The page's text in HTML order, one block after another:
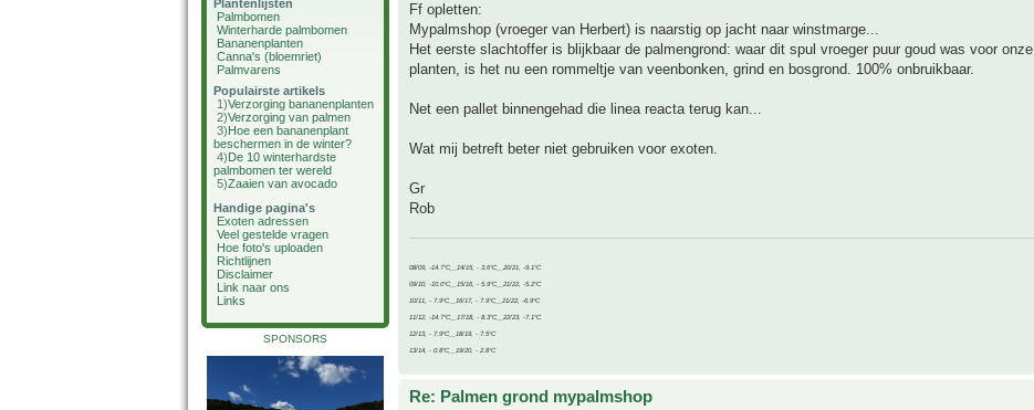
Plantenlijsten
Palmbomen
Winterharde palmbomen
Bananenplanten
Canna's (bloemriet)
Palmvarens
Populairste artikels
1)Verzorging bananenplanten
2)Verzorging van palmen
3)Hoe een bananenplant
beschermen in de winter?
4)De 10 winterhardste
palmbomen ter wereld
5)Zaaien van avocado
Handige pagina's
Exoten adressen
Veel gestelde vragen
Hoe foto's uploaden
Richtlijnen
Disclaimer
Link naar ons
Links
SPONSORS
Ff opletten:
Mypalmshop (vroeger van Herbert) is naarstig op jacht naar winstmarge...
Het eerste slachtoffer is blijkbaar de palmengrond: waar dit spul vroeger puur goud was voor onze
planten, is het nu een rommeltje van veenbonken, grind en bosgrond. 100% onbruikbaar.
Net een pallet binnengehad die linea reacta terug kan...
Wat mij betreft beter niet gebruiken voor exoten.
Gr
Rob
08/09, -14.7°C__14/15, - 3.6°C__20/21, -9.1°C
09/10, -10.0°C__15/16, - 5.9°C__21/22, -5.2°C
10/11, - 7.9°C__16/17, - 7.9°C__21/22, -6.9°C
11/12, -14.7°C__17/18, - 8.3°C__22/23, -7.1°C
12/13, - 7.9°C__18/19, - 7.5°C
13/14, - 0.8°C__19/20, - 2.8°C
Re: Palmen grond mypalmshop